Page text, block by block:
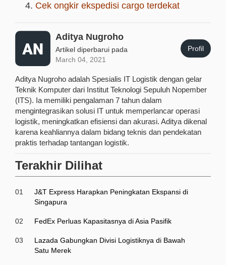
Cek ongkir ekspedisi cargo terdekat
Aditya Nugroho
Artikel diperbarui pada
March 04, 2021
Profil
Aditya Nugroho adalah Spesialis IT Logistik dengan gelar
Teknik Komputer dari Institut Teknologi Sepuluh Nopember
(ITS). Ia memiliki pengalaman 7 tahun dalam
mengintegrasikan solusi IT untuk memperlancar operasi
logistik, meningkatkan efisiensi dan akurasi. Aditya dikenal
karena keahliannya dalam bidang teknis dan pendekatan
praktis terhadap tantangan logistik.
Terakhir Dilihat
01
J&T Express Harapkan Peningkatan Ekspansi di
Singapura
02 FedEx Perluas Kapasitasnya di Asia Pasifik
03
Lazada Gabungkan Divisi Logistiknya di Bawah
Satu Merek